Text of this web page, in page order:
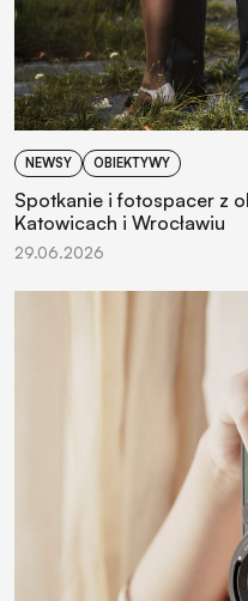
NEWSY OBIEKTYWY
Spotkanie i fotospacer z
Katowicach i Wrocławiu
29.06.2026